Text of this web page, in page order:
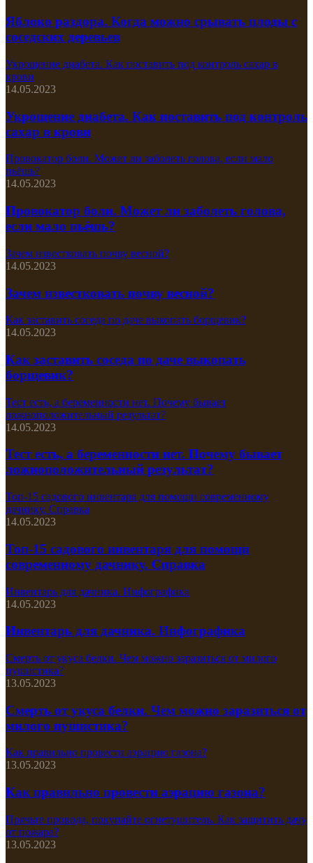
Яблоко раздора. Когда можно срывать плоды с
соседских деревьев
Укрощение диабета. Как поставить под контроль сахар в
крови
14.05.2023
Укрощение диабета. Как поставить под контроль
сахар в крови
Провокатор боли. Может ли заболеть голова, если мало
пьёшь?
14.05.2023
Провокатор боли. Может ли заболеть голова,
если мало пьёшь?
Зачем известковать почву весной?
14.05.2023
Зачем известковать почву весной?
Как заставить соседа по даче выкопать борщевик?
14.05.2023
Как заставить соседа по даче выкопать
борщевик?
Тест есть, а беременности нет. Почему бывает
ложноположительный результат?
14.05.2023
Тест есть, а беременности нет. Почему бывает
ложноположительный результат?
Топ-15 садового инвентаря для помощи современному
дачнику. Справка
14.05.2023
Топ-15 садового инвентаря для помощи
современному дачнику. Справка
Инвентарь для дачника. Инфографика
14.05.2023
Инвентарь для дачника. Инфографика
Смерть от укуса белки. Чем можно заразиться от милого
пушистика?
13.05.2023
Смерть от укуса белки. Чем можно заразиться от
милого пушистика?
Как правильно провести аэрацию газона?
13.05.2023
Как правильно провести аэрацию газона?
Прячьте провода, покупайте огнетушитель. Как защитить дачу
от пожара?
13.05.2023